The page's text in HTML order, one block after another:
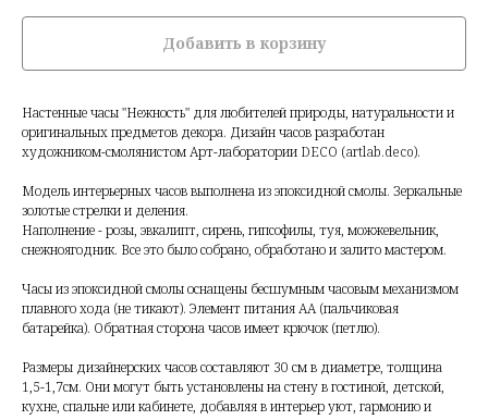
Добавить в корзину
Настенные часы "Нежность" для любителей природы, натуральности и
оригинальных предметов декора. Дизайн часов разработан
художником-смолянистом Арт-лаборатории DECO (artlab.deco).
Модель интерьерных часов выполнена из эпоксидной смолы. Зеркальные
золотые стрелки и деления.
Наполнение - розы, эвкалипт, сирень, гипсофилы, туя, можжевельник,
снежноягодник. Все это было собрано, обработано и залито мастером.
Часы из эпоксидной смолы оснащены бесшумным часовым механизмом
плавного хода (не тикают). Элемент питания АА (пальчиковая
батарейка). Обратная сторона часов имеет крючок (петлю).
Размеры дизайнерских часов составляют 30 см в диаметре, толщина
1,5-1,7см. Они могут быть установлены на стену в гостиной, детской,
кухне, спальне или кабинете, добавляя в интерьер уют, гармонию и